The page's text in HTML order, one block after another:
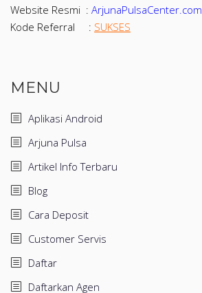
Website Resmi : ArjunaPulsaCenter.com
Kode Referral : SUKSES
MENU
Aplikasi Android
Arjuna Pulsa
Artikel Info Terbaru
Blog
Cara Deposit
Customer Servis
Daftar
Daftarkan Agen